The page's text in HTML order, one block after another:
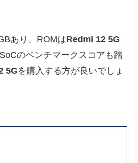
あり、ROMはRedmi 12 5G
のベンチマークスコアも踏
5Gを購入する方が良いでしょ